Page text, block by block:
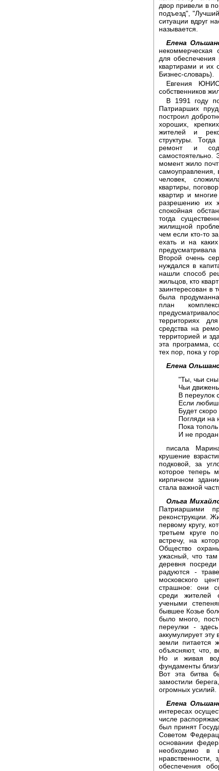
двор привели в
подъезд",
ситуации вдруг
называется.
Елена
некоммерческая
для обеспечения
квартирами и их
Бизнес-словарь).
Евгения
собственников
В 1991 году
Патриарших
построил
хороших,
жителей и
структуры.
ремонт и
самостоятельно.
момент жило
самоуправления,
человек,
квартиры,
квартир и
разрешению их
спокойная
тогда
жилищной
чем если кто-то
ехать и на
Второй очень
нуждался в
нашли способ
жильцов, кто
заинтересован в
была
план
территориях
средства на
территорией и
эта программа,
тех пор, пока у
Елена
"Ты, чьи
Чьи
В переулок
Если
Будет
Погляди на
Пока
И не
писала
крушение
подковой, за
которое теперь
кирпичном
стала важной
Ольга
Патриаршими
реконструкции.
первому кругу,
третьем круге
встречу, на
Общество
ужасный, что там
деревня
радуются -
московского
страшное: они
среди жителей
учеными
бывшее Козье
было много,
переулки -
аккумулирует
земли питается
объясняют, что,
Но и живая
фундаменты
Вот эта битва
замостили
огромных усилий.
Елена
интересах
числе
был принят
Советом
основании
необходимо в
обеспечения